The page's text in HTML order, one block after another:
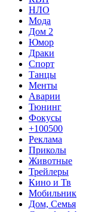
НЛО
Мода
Дом 2
Юмор
Драки
Спорт
Танцы
Менты
Аварии
Тюнинг
Фокусы
+100500
Реклама
Приколы
Животные
Трейлеры
Кино и Тв
Мобильник
Дом, Семья